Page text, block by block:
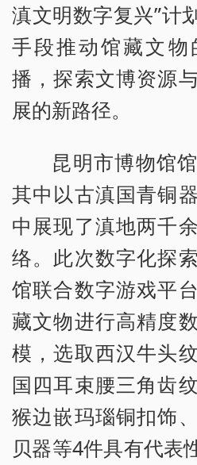
滇文明数字复兴”计
手段推动馆藏文
播，探索文博资源
展的新路径。
昆明市博物馆
其中以古滇国青铜
中展现了滇地两千
络。此次数字化探
馆联合数字游戏平
藏文物进行高精度
模，选取西汉牛头
国四耳束腰三角齿
猴边嵌玛瑙铜扣饰
贝器等4件具有代表